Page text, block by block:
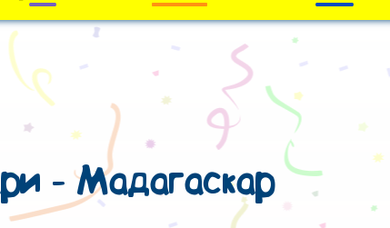
- Мадагаскар